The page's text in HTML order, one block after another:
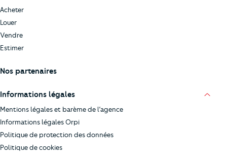
Acheter
Louer
Vendre
Estimer
Nos partenaires
Informations légales
Mentions légales et barème de l’agence
Informations légales Orpi
Politique de protection des données
Politique de cookies